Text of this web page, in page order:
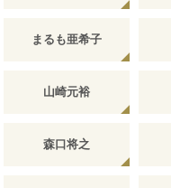
まるも亜希子
山崎元裕
森口将之